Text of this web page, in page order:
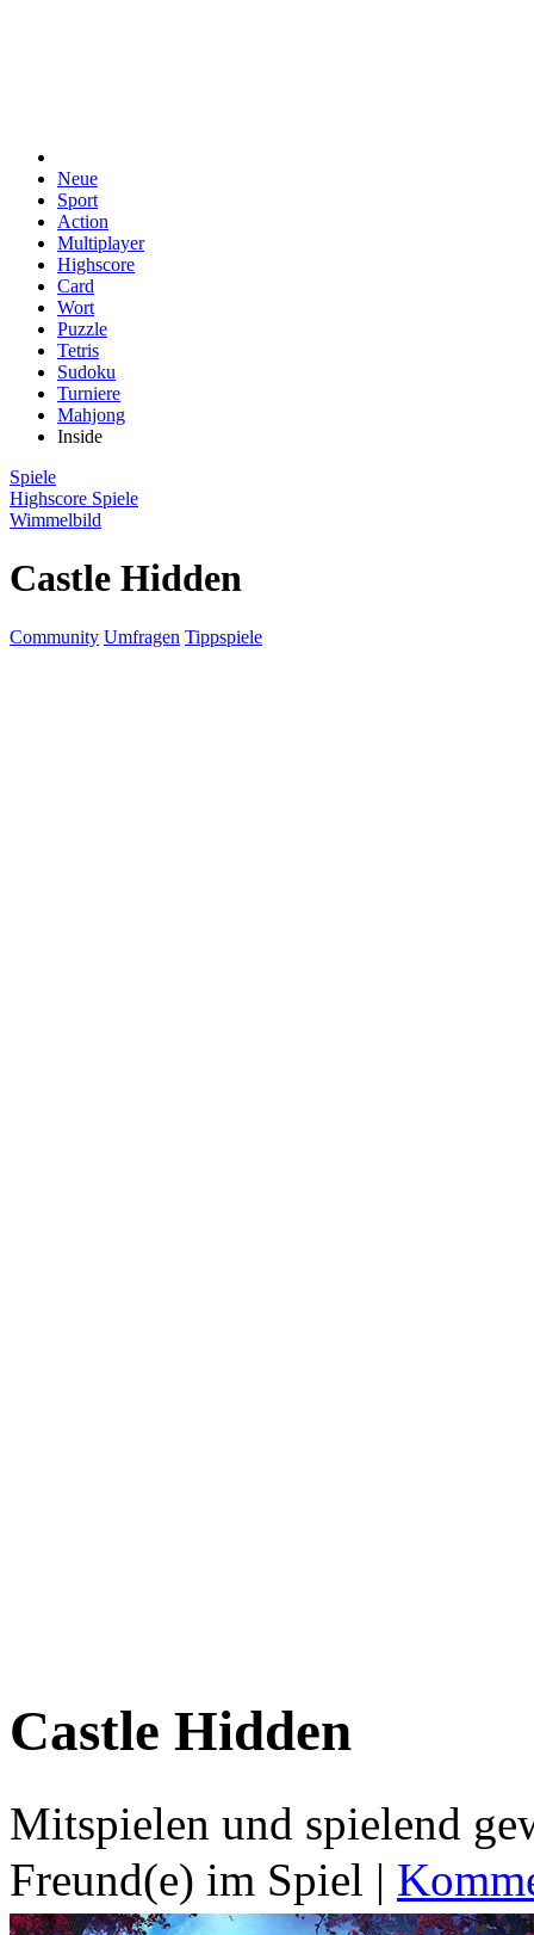
Neue
Sport
Action
Multiplayer
Highscore
Card
Wort
Puzzle
Tetris
Sudoku
Turniere
Mahjong
Inside
Spiele
Highscore Spiele
Wimmelbild
Castle Hidden
Community Umfragen Tippspiele
Castle Hidden
Mitspielen und spielend
Freund(e) im Spiel |